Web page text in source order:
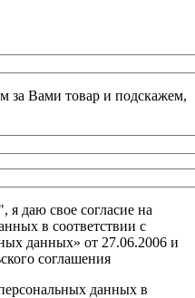
за Вами товар и подскажем,
даю свое согласие на
в соответствии с
данных» от 27.06.2006 и
соглашения
данных в